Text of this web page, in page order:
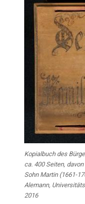
Kopialbuch des
ca. 400 Seiten,
Sohn Martin (1661-
Alemann,
2016